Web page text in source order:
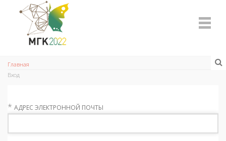
Главная
Вход
* АДРЕС ЭЛЕКТРОННОЙ ПОЧТЫ